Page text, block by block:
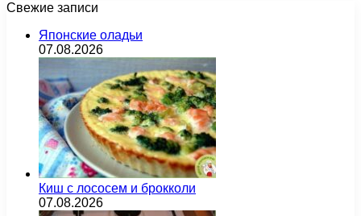
Свежие записи
Японские оладьи
07.08.2026
Киш с лососем и брокколи
07.08.2026